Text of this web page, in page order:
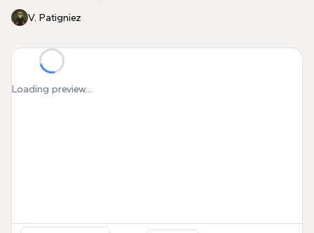
V. Patigniez
Loading preview...